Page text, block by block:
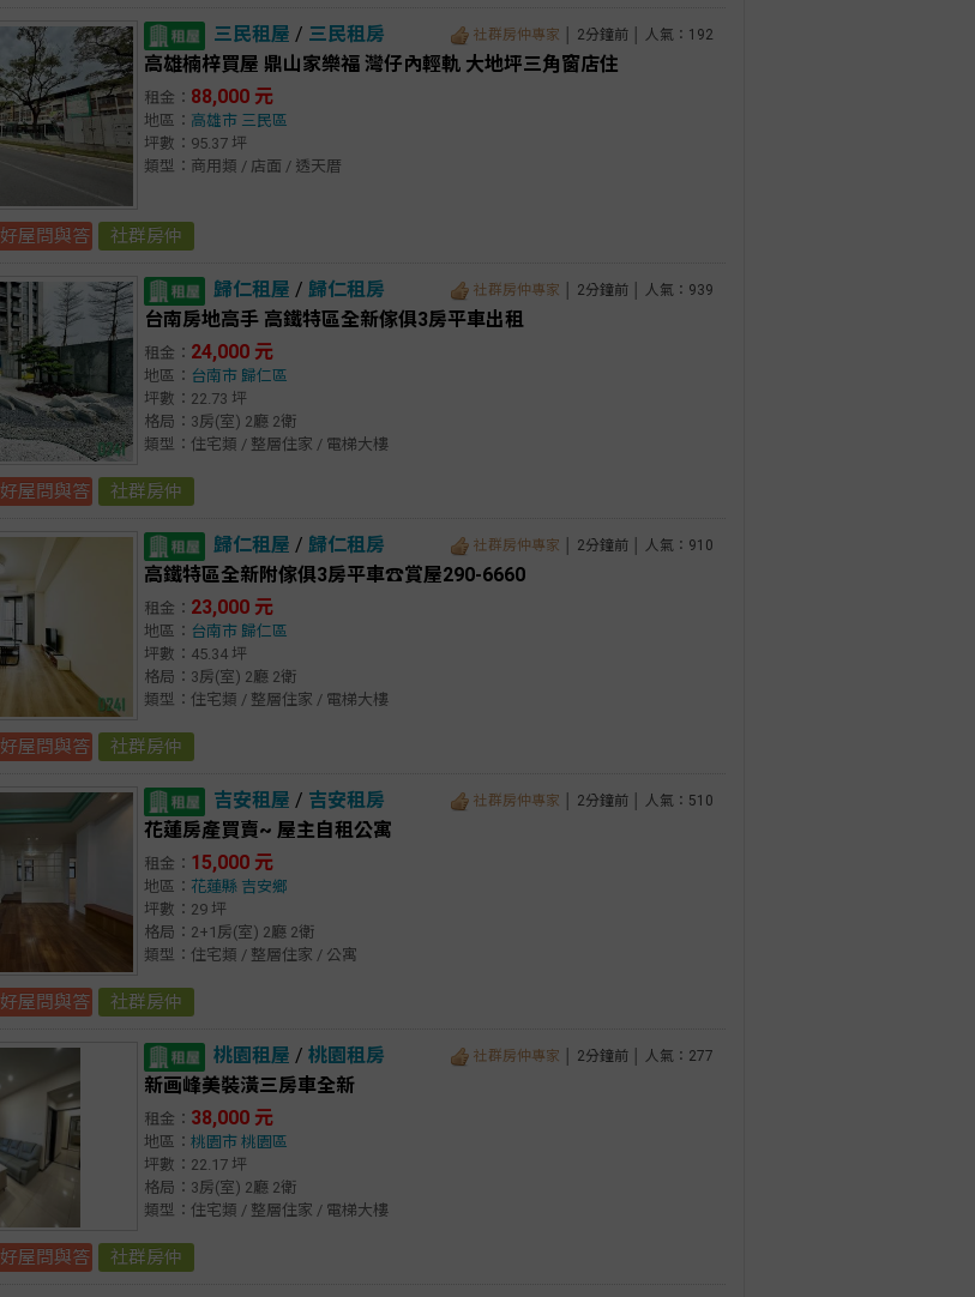
三民租屋 / 三民租房 社群房仲專家 │ 2分鐘前 │ 人氣：192
高雄楠梓買屋 鼎山家樂福 灣仔內輕軌 大地坪三角窗店住
租金： 88,000 元
地區： 高雄市 三民區
坪數：95.37 坪
類型：商用類 / 店面 / 透天厝
好屋問與答 社群房仲
歸仁租屋 / 歸仁租房 社群房仲專家 │ 2分鐘前 │ 人氣：939
台南房地高手 高鐵特區全新傢俱3房平車出租
租金： 24,000 元
地區： 台南市 歸仁區
坪數：22.73 坪
格局：3房(室) 2廳 2衛
類型：住宅類 / 整層住家 / 電梯大樓
好屋問與答 社群房仲
歸仁租屋 / 歸仁租房 社群房仲專家 │ 2分鐘前 │ 人氣：910
高鐵特區全新附傢俱3房平車☎️賞屋290-6660
租金： 23,000 元
地區： 台南市 歸仁區
坪數：45.34 坪
格局：3房(室) 2廳 2衛
類型：住宅類 / 整層住家 / 電梯大樓
好屋問與答 社群房仲
吉安租屋 / 吉安租房 社群房仲專家 │ 2分鐘前 │ 人氣：510
花蓮房產買賣~ 屋主自租公寓
租金： 15,000 元
地區： 花蓮縣 吉安鄉
坪數：29 坪
格局：2+1房(室) 2廳 2衛
類型：住宅類 / 整層住家 / 公寓
好屋問與答 社群房仲
桃園租屋 / 桃園租房 社群房仲專家 │ 2分鐘前 │ 人氣：277
新画峰美裝潢三房車全新
租金： 38,000 元
地區： 桃園市 桃園區
坪數：22.17 坪
格局：3房(室) 2廳 2衛
類型：住宅類 / 整層住家 / 電梯大樓
好屋問與答 社群房仲